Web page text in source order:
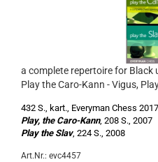
a complete repertoire for Black
Play the Caro-Kann - Vigus,
432 S., kart., Everyman Chess 2017
Play, the Caro-Kann, 208 S., 2007
Play the Slav, 224 S., 2008
Art.Nr.: evc4457